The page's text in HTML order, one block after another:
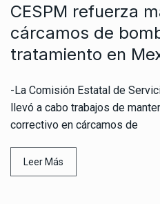
CESPM refuerza
cárcamos de
tratamiento en
-La Comisión Estatal de
llevó a cabo trabajos de
correctivo en cárcamos de
Leer Más